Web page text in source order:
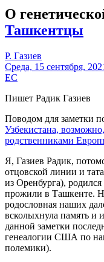
О
Ташкентцы
Р. Газиев
Среда, 15 сентября,
EC
Пишет Радик Газиев
Поводом для заметки
Узбекистана,
родственниками
Я, Газиев Радик,
отцовской линии и
из Оренбурга),
прожили в Ташкенте.
родословная наших
всколыхнула память и
данной заметки
генеалогии США по
полемики).